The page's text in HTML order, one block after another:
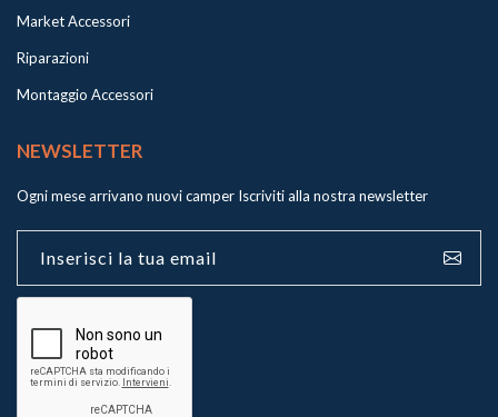
Market Accessori
Riparazioni
Montaggio Accessori
NEWSLETTER
Ogni mese arrivano nuovi camper Iscriviti alla nostra newsletter